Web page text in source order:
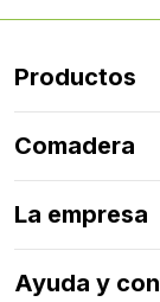
Productos
Suelos Exteriores
Revestimientos
Revestimientos
Puertas
Herrajes
Comadera
Gestión de
Comadera
La empresa
Programa de
Ayuda y